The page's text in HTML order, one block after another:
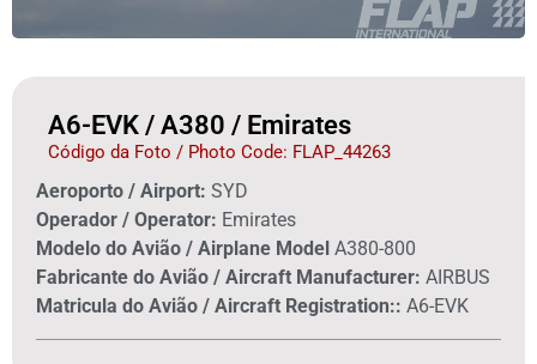
A6-EVK / A380 / Emirates
Código da Foto / Photo Code: FLAP_44263
Aeroporto / Airport: SYD
Operador / Operator: Emirates
Modelo do Avião / Airplane Model A380-800
Fabricante do Avião / Aircraft Manufacturer: AIRBUS
Matricula do Avião / Aircraft Registration:: A6-EVK